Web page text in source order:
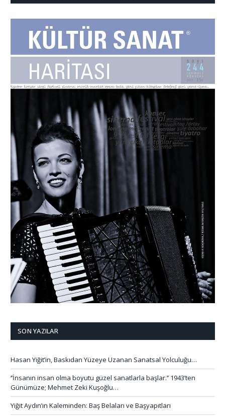
SON YAZILAR
Hasan Yiğit’in, Baskıdan Yüzeye Uzanan Sanatsal Yolculuğu…
‘’İnsanın insan olma boyutu güzel sanatlarla başlar.’’ 1943’ten
Günümüze; Mehmet Zeki Kuşoğlu…
Yiğit Aydın’ın Kaleminden: Baş Belaları ve Başyapıtları